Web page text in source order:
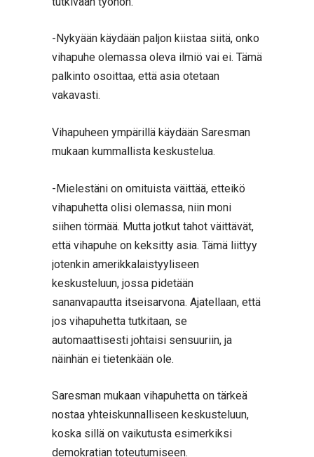
-Nykyään käydään paljon kiistaa siitä, onko
vihapuhe olemassa oleva ilmiö vai ei. Tämä
palkinto osoittaa, että asia otetaan
vakavasti.
Vihapuheen ympärillä käydään Saresman
mukaan kummallista keskustelua.
-Mielestäni on omituista väittää, etteikö
vihapuhetta olisi olemassa, niin moni
siihen törmää. Mutta jotkut tahot väittävät,
että vihapuhe on keksitty asia. Tämä liittyy
jotenkin amerikkalaistyyliseen
keskusteluun, jossa pidetään
sananvapautta itseisarvona. Ajatellaan, että
jos vihapuhetta tutkitaan, se
automaattisesti johtaisi sensuuriin, ja
näinhän ei tietenkään ole.
Saresman mukaan vihapuhetta on tärkeä
nostaa yhteiskunnalliseen keskusteluun,
koska sillä on vaikutusta esimerkiksi
demokratian toteutumiseen.